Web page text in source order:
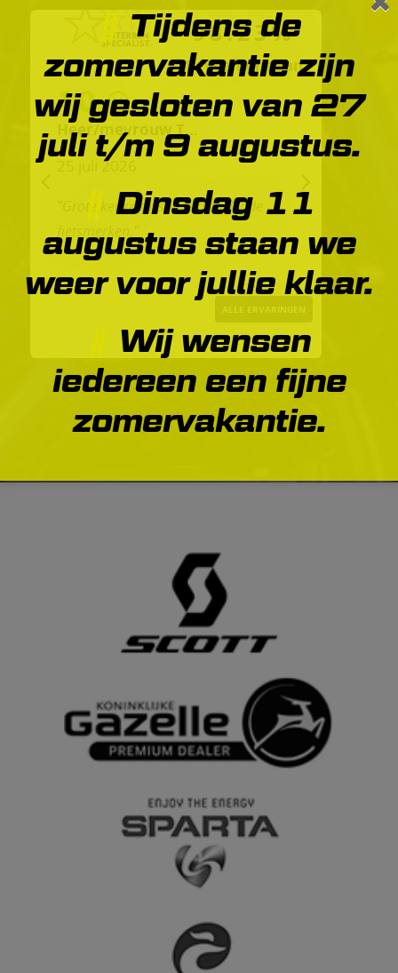
98.23%
Beveelt ons aan
10
Heer/mevrouw T...
25 juli 2026
"Grote keuze tussen verschillende
PREVIOUS NEXT
ALLE ERVARINGEN
Tijdens de
zomervakantie zijn
wij gesloten van 27
juli t/m 9 augustus.
Dinsdag 11
augustus staan we
weer voor jullie klaar.
Wij wensen
iedereen een fijne
zomervakantie.